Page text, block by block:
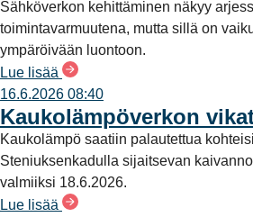
Sähköverkon kehittäminen näkyy
toimintavarmuutena, mutta sillä on
ympäröivään luontoon.
Lue lisää
16.6.2026 08:40
Kaukolämpöverkon
Kaukolämpö saatiin palautettua
Steniuksenkadulla sijaitsevan
valmiiksi 18.6.2026.
Lue lisää